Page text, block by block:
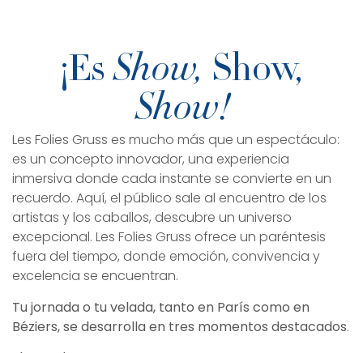
¡Es Show, Show,
Show!
Les Folies Gruss es mucho más que un espectáculo:
es un concepto innovador, una experiencia
inmersiva donde cada instante se convierte en un
recuerdo. Aquí, el público sale al encuentro de los
artistas y los caballos, descubre un universo
excepcional. Les Folies Gruss ofrece un paréntesis
fuera del tiempo, donde emoción, convivencia y
excelencia se encuentran.
Tu jornada o tu velada, tanto en París como en
Béziers, se desarrolla en tres momentos destacados.